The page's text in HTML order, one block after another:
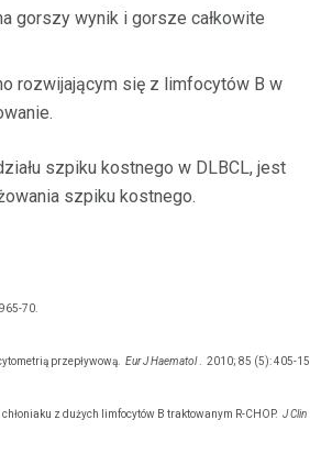
gorszy wynik i gorsze całkowite
rozwijającym się z limfocytów B w
szpiku kostnego w DLBCL, jest
szpiku kostnego.
70.
przepływową. Eur J Haematol. 2010; 85 (5): 405-15.
z dużych limfocytów B traktowanym R-CHOP. J Clin